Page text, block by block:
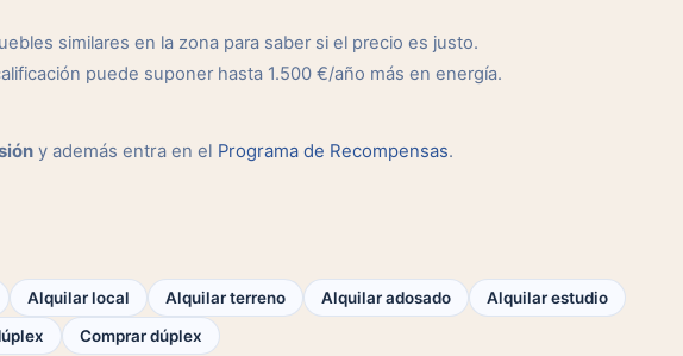
similares en la zona para saber si el precio es justo.
puede suponer hasta 1.500 €/año más en energía.
y además entra en el Programa de Recompensas.
Alquilar local Alquilar terreno Alquilar adosado
Alquilar estudio
Comprar dúplex